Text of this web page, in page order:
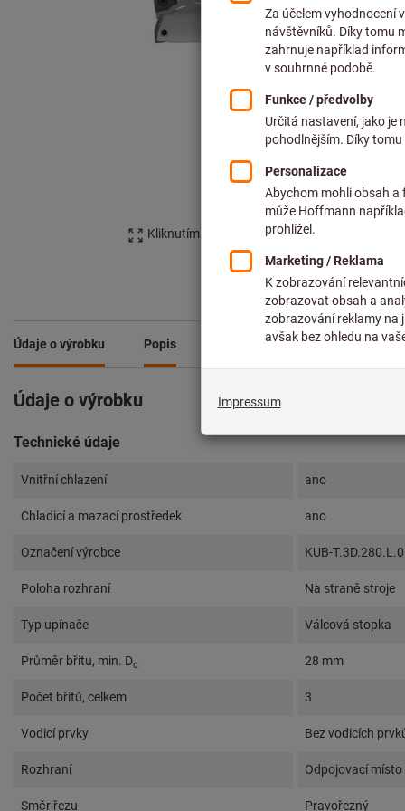
Kliknutím zvětšíte obrázek
Údaje o výrobku Popis
Údaje o výrobku
Technické údaje
Vnitřní chlazení ano
Chladicí a mazací prostředek ano
Označení výrobce KUB-
Poloha rozhraní Na straně stroje
Typ upínače Válcová stopka
Průměr břitu, min. Dc 28 mm
Počet břitů, celkem 3
Vodicí prvky Bez vodicích
Rozhraní Odpojovací místo
Směr řezu Pravořezný